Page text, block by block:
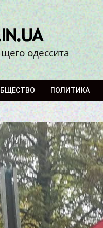
одессита
ПОЛИТИКА